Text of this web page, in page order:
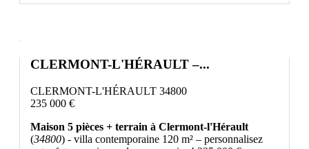
CLERMONT-L'HÉRAULT –...
CLERMONT-L'HÉRAULT 34800
235 000 €
Maison 5 pièces + terrain à Clermont-l'Hérault
(34800) - villa contemporaine 120 m² – personnalisez